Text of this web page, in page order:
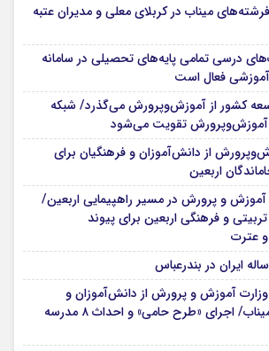
میناب در کربلای معلی و مدیران عتبه
درسی تمامی پایه‌های تحصیلی در سامانه
فعال است
کشور از آموزش‌وپرورش می‌گذرد/ شبکه
تقویت می‌شود
از دانش‌آموزان و فرهنگیان برای
اربعین
موکب آموزش و پرورش در مسیر راهپیمایی اربعین/
و فرهنگی اربعین برای پیوند
و عترت
ایران در بندرعباس
آموزش و پرورش از دانش‌آموزان و
خانواده‌های شهدای میناب/ اجرای «طرح حامی» و احداث ۸ مدرسه